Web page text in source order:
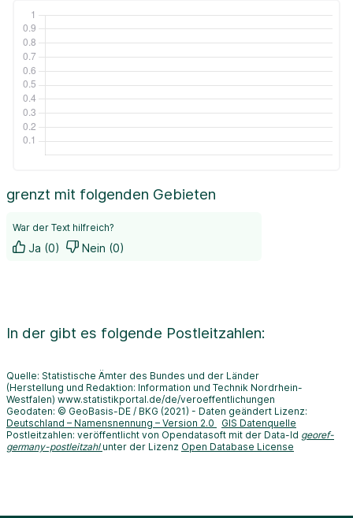
grenzt mit folgenden Gebieten
War der Text hilfreich?
Ja (0) Nein (0)
In der gibt es folgende Postleitzahlen:
Quelle: Statistische Ämter des Bundes und der Länder
(Herstellung und Redaktion: Information und Technik Nordrhein-
Westfalen) www.statistikportal.de/de/veroeffentlichungen
Geodaten: © GeoBasis-DE / BKG (2021) - Daten geändert Lizenz:
Deutschland – Namensnennung – Version 2.0
GIS Datenquelle
Postleitzahlen: veröffentlicht von Opendatasoft mit der Data-Id georef-
germany-postleitzahl unter der Lizenz Open Database License